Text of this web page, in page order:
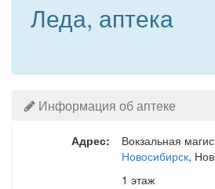
Леда, аптека
Информация об аптеке
Адрес: Вокзальная
Новосибирск,
1 этаж